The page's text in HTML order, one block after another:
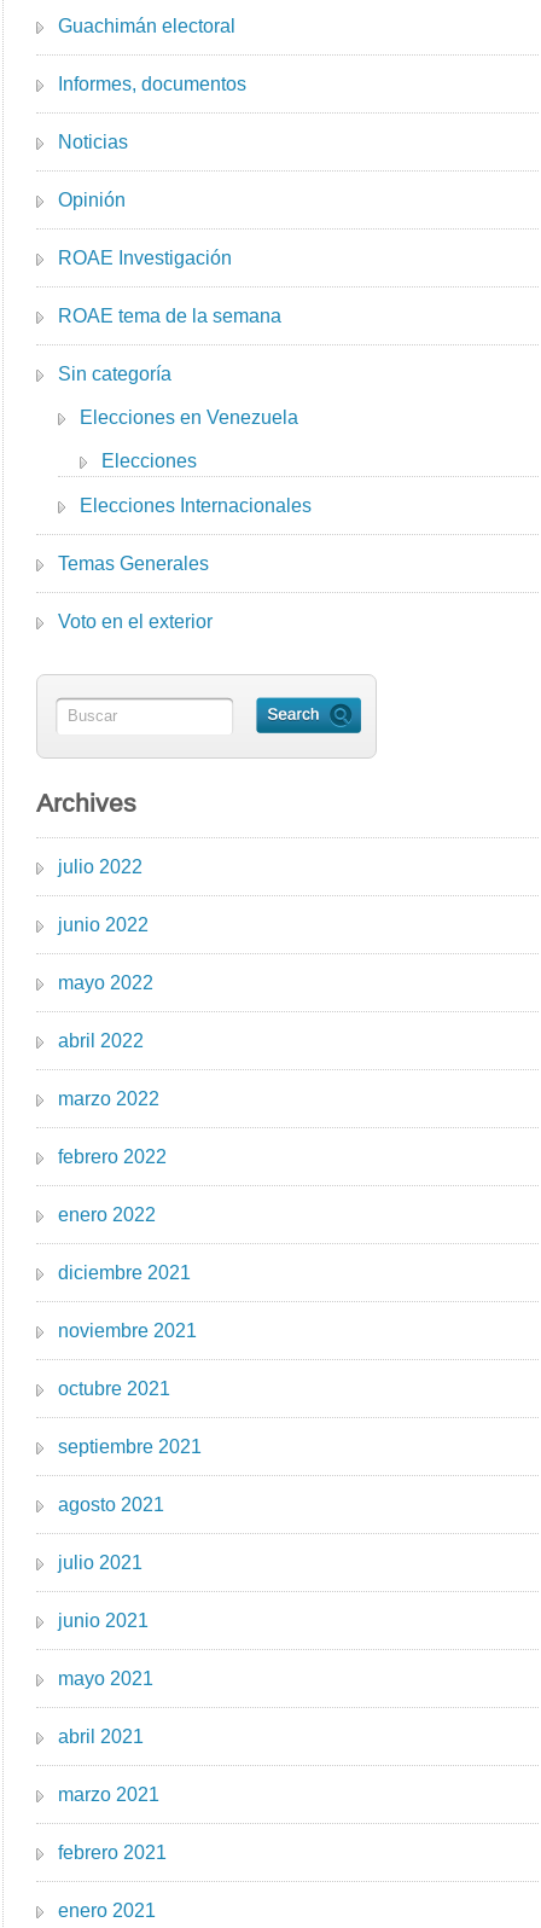
Guachimán electoral
Informes, documentos
Noticias
Opinión
ROAE Investigación
ROAE tema de la semana
Sin categoría
Elecciones en Venezuela
Elecciones
Elecciones Internacionales
Temas Generales
Voto en el exterior
Archives
julio 2022
junio 2022
mayo 2022
abril 2022
marzo 2022
febrero 2022
enero 2022
diciembre 2021
noviembre 2021
octubre 2021
septiembre 2021
agosto 2021
julio 2021
junio 2021
mayo 2021
abril 2021
marzo 2021
febrero 2021
enero 2021